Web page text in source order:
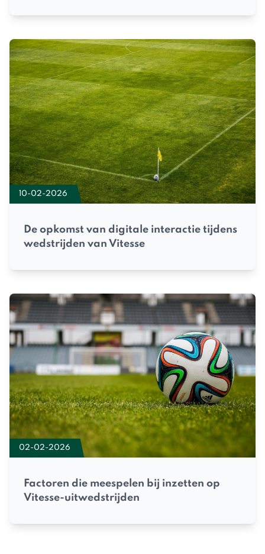
10-02-2026
De opkomst van digitale interactie tijdens
wedstrijden van Vitesse
02-02-2026
Factoren die meespelen bij inzetten op
Vitesse-uitwedstrijden